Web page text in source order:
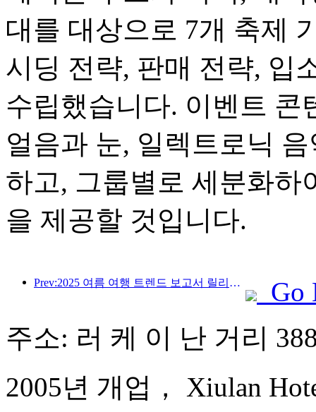
대를 대상으로 7개 축제
시딩 전략, 판매 전략, 입
수립했습니다. 이벤트 콘
얼음과 눈, 일렉트로닉
하고, 그룹별로 세분화하
을 제공할 것입니다.
Prev:2025 여름 여행 트렌드 보고서 릴리스 : 부모-자식 고객 기반은 60% 이상을 차지합니다.
Go
주소: 러 케 이 난 거리
2005년 개업， Xiulan